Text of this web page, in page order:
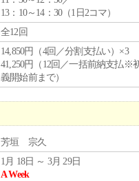
13：10～14：30（1日2コマ）
全12回
14,850円（4回／分割支払い）×3
41,250円（12回／一括前納支払※
義開始前まで）
芳垣 宗久
1月 18日 ～ 3月 29日
A Week